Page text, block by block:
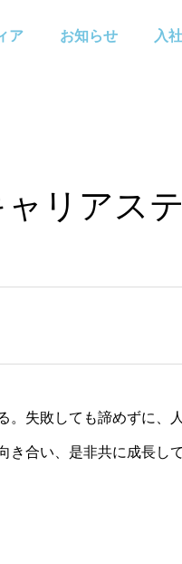
ア お知らせ 入
ャリアス
失敗しても諦めずに、
合い、是非共に成長し